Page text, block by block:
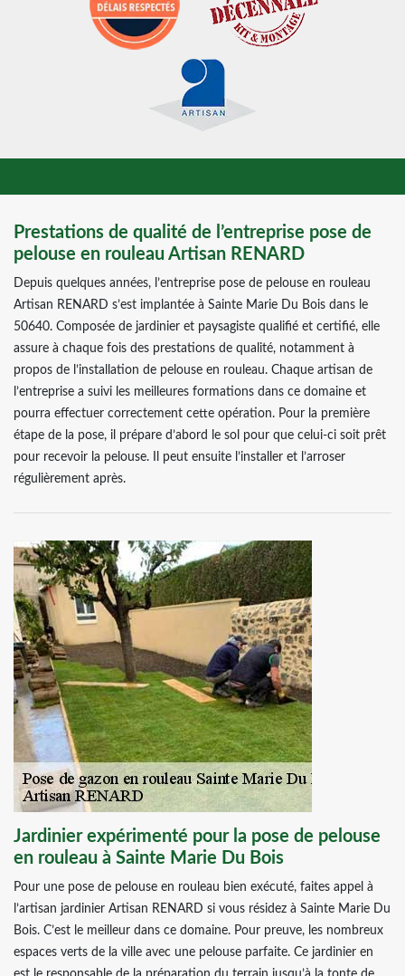
Prestations de qualité de l’entreprise pose de
pelouse en rouleau Artisan RENARD
Depuis quelques années, l’entreprise pose de pelouse en rouleau
Artisan RENARD s’est implantée à Sainte Marie Du Bois dans le
50640. Composée de jardinier et paysagiste qualifié et certifié, elle
assure à chaque fois des prestations de qualité, notamment à
propos de l’installation de pelouse en rouleau. Chaque artisan de
l’entreprise a suivi les meilleures formations dans ce domaine et
pourra effectuer correctement cette opération. Pour la première
étape de la pose, il prépare d’abord le sol pour que celui-ci soit prêt
pour recevoir la pelouse. Il peut ensuite l’installer et l’arroser
régulièrement après.
Jardinier expérimenté pour la pose de pelouse
en rouleau à Sainte Marie Du Bois
Pour une pose de pelouse en rouleau bien exécuté, faites appel à
l’artisan jardinier Artisan RENARD si vous résidez à Sainte Marie Du
Bois. C’est le meilleur dans ce domaine. Pour preuve, les nombreux
espaces verts de la ville avec une pelouse parfaite. Ce jardinier en